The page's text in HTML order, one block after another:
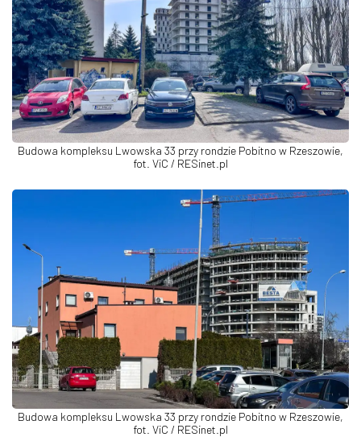
Budowa kompleksu Lwowska 33 przy rondzie Pobitno w Rzeszowie,
fot. ViC / RESinet.pl
Budowa kompleksu Lwowska 33 przy rondzie Pobitno w Rzeszowie,
fot. ViC / RESinet.pl